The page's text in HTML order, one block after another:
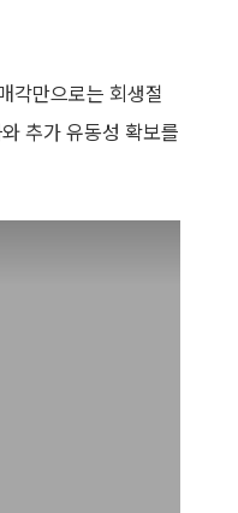
각만으로는 회생절
추가 유동성 확보를